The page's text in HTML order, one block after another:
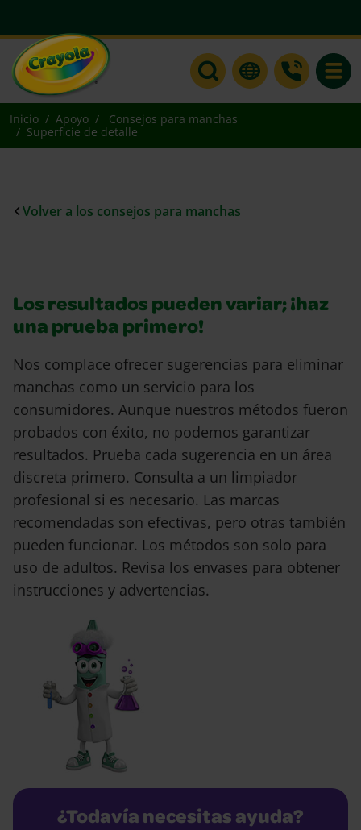
Inicio Apoyo
Consejos para manchas
Superficie de detalle
Volver a los consejos para manchas
Los resultados pueden variar; ¡haz
una prueba primero!
Nos complace ofrecer sugerencias para eliminar
manchas como un servicio para los
consumidores. Aunque nuestros métodos fueron
probados con éxito, no podemos garantizar
resultados. Prueba cada sugerencia en un área
discreta primero. Consulta a un limpiador
profesional si es necesario. Las marcas
recomendadas son efectivas, pero otras también
pueden funcionar. Los métodos son solo para
uso de adultos. Revisa los envases para obtener
instrucciones y advertencias.
¿Todavía necesitas ayuda?